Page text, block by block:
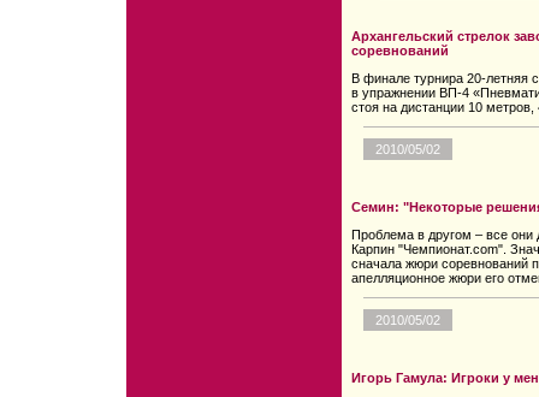
Архангельский стрелок
соревнований
В финале турнира 20-летняя
в упражнении ВП-4
стоя на дистанции 10
2010/05/02
Семин: "Некоторые
Проблема в другом – все они
Карпин "Чемпионат.com".
сначала жюри соревнований
апелляционное жюри его
2010/05/02
Игорь Гамула: Игроки у